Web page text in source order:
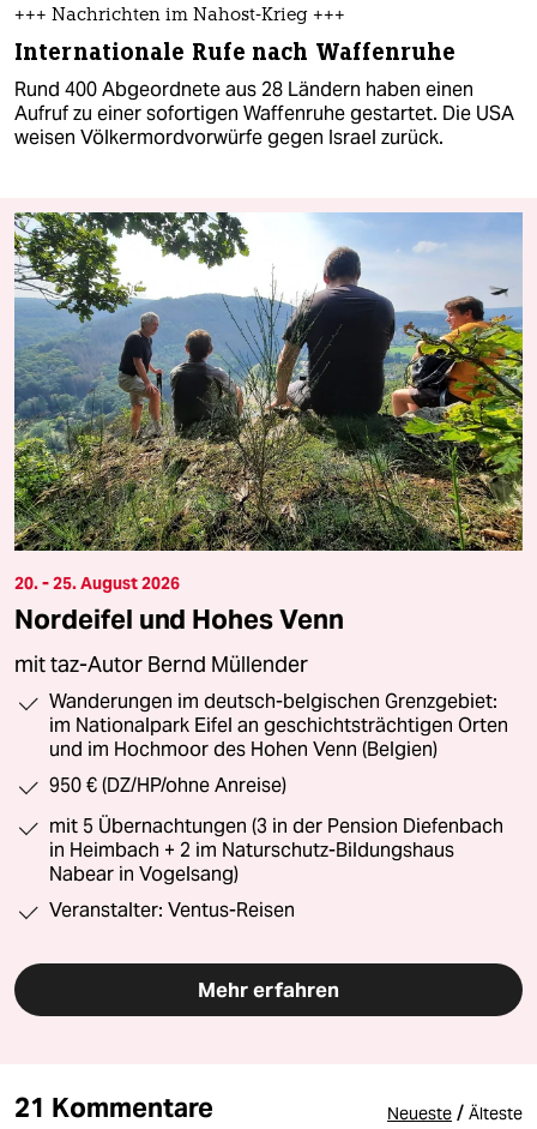
+++ Nachrichten im Nahost-Krieg +++
Internationale Rufe nach Waffenruhe
Rund 400 Abgeordnete aus 28 Ländern haben einen
Aufruf zu einer sofortigen Waffenruhe gestartet. Die USA
weisen Völkermordvorwürfe gegen Israel zurück.
20. - 25. August 2026
Nordeifel und Hohes Venn
mit taz-Autor Bernd Müllender
Wanderungen im deutsch-belgischen Grenzgebiet:
im Nationalpark Eifel an geschichtsträchtigen Orten
und im Hochmoor des Hohen Venn (Belgien)
950 € (DZ/HP/ohne Anreise)
mit 5 Übernachtungen (3 in der Pension Diefenbach
in Heimbach + 2 im Naturschutz-Bildungshaus
Nabear in Vogelsang)
Veranstalter: Ventus-Reisen
Mehr erfahren
21 Kommentare Neueste / Älteste